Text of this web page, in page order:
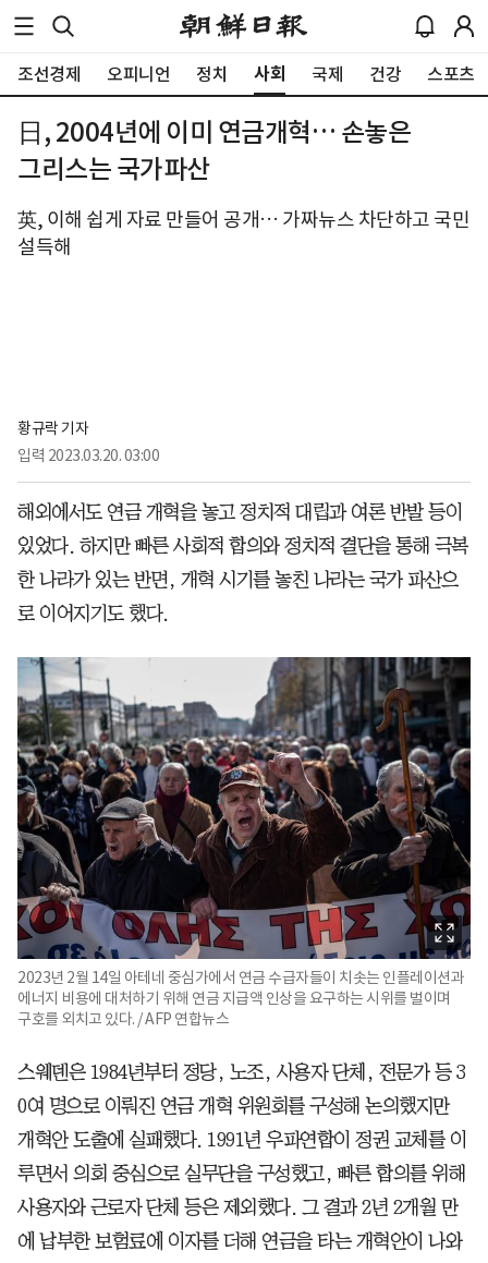
조선경제 오피니언 정치 사회 국제 건강 스포츠
日, 2004년에 이미 연금개혁… 손놓은
그리스는 국가파산
英, 이해 쉽게 자료 만들어 공개… 가짜뉴스 차단하고 국민
설득해
황규락 기자
입력 2023.03.20. 03:00
해외에서도 연금 개혁을 놓고 정치적 대립과 여론 반발 등이
있었다. 하지만 빠른 사회적 합의와 정치적 결단을 통해 극복
한 나라가 있는 반면, 개혁 시기를 놓친 나라는 국가 파산으
로 이어지기도 했다.
2023년 2월 14일 아테네 중심가에서 연금 수급자들이 치솟는 인플레이션과
에너지 비용에 대처하기 위해 연금 지급액 인상을 요구하는 시위를 벌이며
구호를 외치고 있다. / AFP 연합뉴스
스웨덴은 1984년부터 정당, 노조, 사용자 단체, 전문가 등 3
0여 명으로 이뤄진 연금 개혁 위원회를 구성해 논의했지만
개혁안 도출에 실패했다. 1991년 우파연합이 정권 교체를 이
루면서 의회 중심으로 실무단을 구성했고, 빠른 합의를 위해
사용자와 근로자 단체 등은 제외했다. 그 결과 2년 2개월 만
에 납부한 보험료에 이자를 더해 연금을 타는 개혁안이 나와